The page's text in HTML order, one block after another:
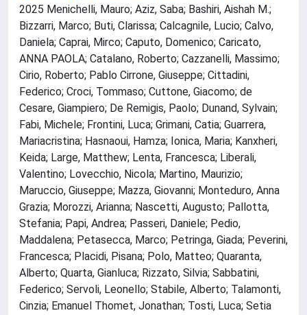
2025 Menichelli, Mauro; Aziz, Saba; Bashiri, Aishah M.;
Bizzarri, Marco; Buti, Clarissa; Calcagnile, Lucio; Calvo,
Daniela; Caprai, Mirco; Caputo, Domenico; Caricato,
ANNA PAOLA; Catalano, Roberto; Cazzanelli, Massimo;
Cirio, Roberto; Pablo Cirrone, Giuseppe; Cittadini,
Federico; Croci, Tommaso; Cuttone, Giacomo; de
Cesare, Giampiero; De Remigis, Paolo; Dunand, Sylvain;
Fabi, Michele; Frontini, Luca; Grimani, Catia; Guarrera,
Mariacristina; Hasnaoui, Hamza; Ionica, Maria; Kanxheri,
Keida; Large, Matthew; Lenta, Francesca; Liberali,
Valentino; Lovecchio, Nicola; Martino, Maurizio;
Maruccio, Giuseppe; Mazza, Giovanni; Monteduro, Anna
Grazia; Morozzi, Arianna; Nascetti, Augusto; Pallotta,
Stefania; Papi, Andrea; Passeri, Daniele; Pedio,
Maddalena; Petasecca, Marco; Petringa, Giada; Peverini,
Francesca; Placidi, Pisana; Polo, Matteo; Quaranta,
Alberto; Quarta, Gianluca; Rizzato, Silvia; Sabbatini,
Federico; Servoli, Leonello; Stabile, Alberto; Talamonti,
Cinzia; Emanuel Thomet, Jonathan; Tosti, Luca; Setia